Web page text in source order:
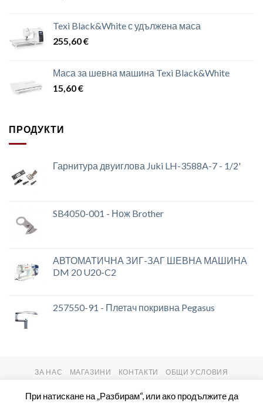
Texi Black&White с удължена маса
255,60€
Маса за шевна машина Texi Black&White
15,60€
ПРОДУКТИ
Гарнитура двуиглова Juki LH-3588A-7 - 1/2'
SB4050-001 - Нож Brother
АВТОМАТИЧНА ЗИГ-ЗАГ ШЕВНА МАШИНА
DM 20 U20-C2
257550-91 - Плетач покривна Pegasus
ЗА НАС МАГАЗИНИ КОНТАКТИ ОБЩИ УСЛОВИЯ
При натискане на „Разбирам“, или ако продължите да